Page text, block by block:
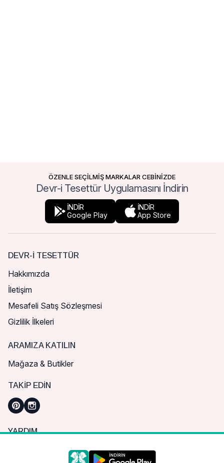
ÖZENLE SEÇİLMİŞ MARKALAR CEBİNİZDE
Devr-i Tesettür Uygulamasını İndirin
İNDİR
Google Play
İNDİR
App Store
DEVR-I TESETTÜR
Hakkımızda
İletişim
Mesafeli Satış Sözleşmesi
Gizlilik İlkeleri
ARAMIZA KATILIN
Mağaza & Butikler
TAKIP EDIN
YARDIM
Sık Sorulan Sorular